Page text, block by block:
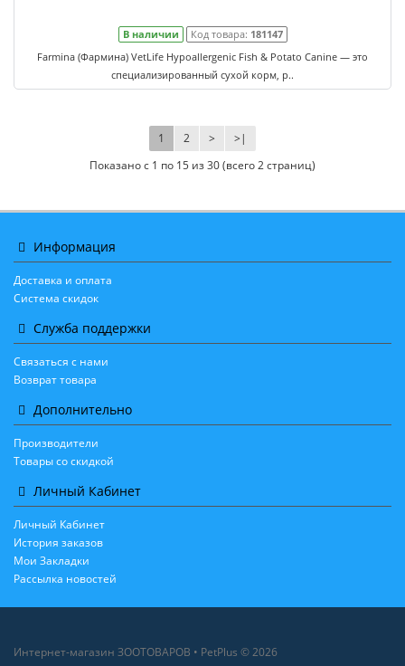
В наличии Код товара: 181147
Farmina (Фармина) VetLife Hypoallergenic Fish & Potato Canine — это
специализированный сухой корм, р..
1 2 > >|
Показано с 1 по 15 из 30 (всего 2 страниц)
Информация
Доставка и оплата
Система скидок
Служба поддержки
Связаться с нами
Возврат товара
Дополнительно
Производители
Товары со скидкой
Личный Кабинет
Личный Кабинет
История заказов
Мои Закладки
Рассылка новостей
Интернет-магазин ЗООТОВАРОВ • PetPlus © 2026